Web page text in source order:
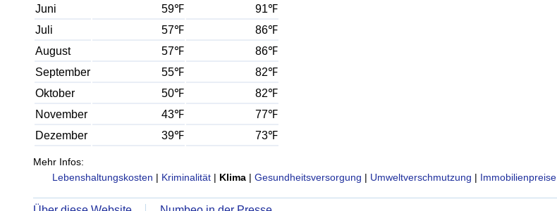
Juni
59℉
91℉
Juli
57℉
86℉
August
57℉
86℉
September
55℉
82℉
Oktober
50℉
82℉
November
43℉
77℉
Dezember
39℉ 73℉
Mehr Infos:
Lebenshaltungskosten | Kriminalität | Klima | Gesundheitsversorgung | Umweltverschmutzung | Immobilienpreise